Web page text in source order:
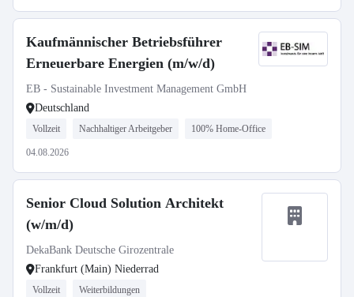
Kaufmännischer Betriebsführer
Erneuerbare Energien (m/w/d)
EB - Sustainable Investment Management GmbH
Deutschland
Vollzeit Nachhaltiger Arbeitgeber 100% Home-Office
04.08.2026
Senior Cloud Solution Architekt
(w/m/d)
DekaBank Deutsche Girozentrale
Frankfurt (Main) Niederrad
Vollzeit Weiterbildungen